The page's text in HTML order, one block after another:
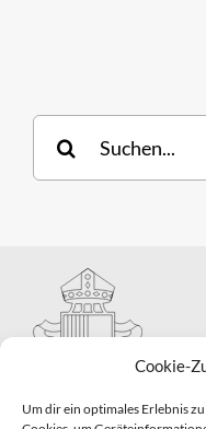
Cookie-
Um dir ein optimales Erlebnis
Suche
nach: